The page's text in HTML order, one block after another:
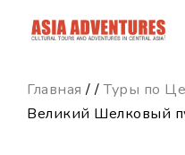
product_id18
Главная //Туры по
Великий Шелковый